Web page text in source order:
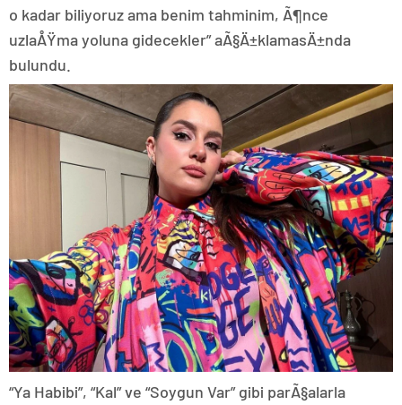
o kadar biliyoruz ama benim tahminim, Ã¶nce
uzlaÅŸma yoluna gidecekler” aÃ§Ä±klamasÄ±nda
bulundu.
“Ya Habibi”, “Kal” ve “Soygun Var” gibi parÃ§alarla